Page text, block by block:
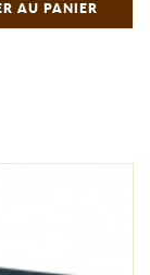
AU PANIER